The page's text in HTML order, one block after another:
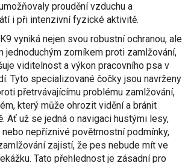
proudění vzduchu a
i při intenzivní fyzické aktivitě.
vyniká nejen svou robustní ochranou, ale
jednoduchým zorníkem proti zamlžování,
viditelnost a výkon pracovního psa v
Tyto specializované čočky jsou navrženy
přetrvávajícímu problému zamlžování,
který může ohrozit vidění a bránit
Ať už se jedná o navigaci hustými lesy,
nepříznivé povětrnostní podmínky,
zajistí, že pes nebude mít ve
Tato přehlednost je zásadní pro